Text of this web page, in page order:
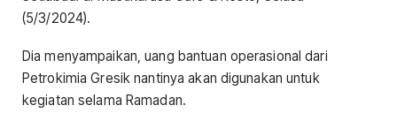
(5/3/2024).
Dia menyampaikan, uang bantuan operasional dari
Petrokimia Gresik nantinya akan digunakan untuk
kegiatan selama Ramadan.